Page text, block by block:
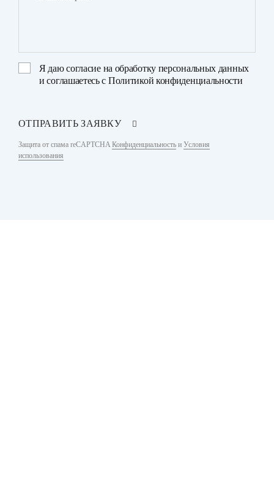
Я даюсогласие на обработку персональных данных
и соглашаетесь с Политикой конфиденциальности
ОТПРАВИТЬ ЗАЯВКУ
Защита от спама reCAPTCHAКонфиденциальность и Условия
использования